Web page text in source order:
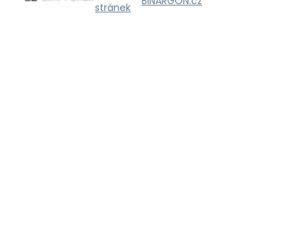
stránek